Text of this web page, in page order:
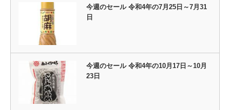
今週のセール 令和4年の7月25日～7月31
日
今週のセール 令和4年の10月17日～10月
23日